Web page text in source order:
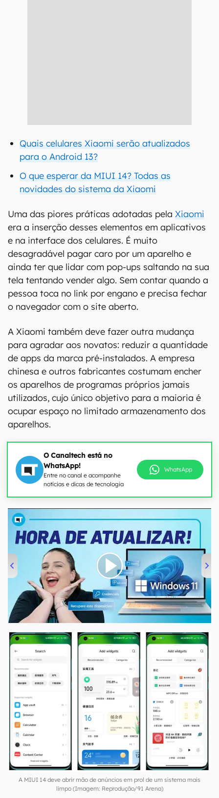
Quais celulares Xiaomi serão atualizados
para o Android 13?
O que esperar da MIUI 14? Todas as
novidades do sistema da Xiaomi
Uma das piores práticas adotadas pela Xiaomi
era a inserção desses elementos em aplicativos
e na interface dos celulares. É muito
desagradável pagar caro por um aparelho e
ainda ter que lidar com pop-ups saltando na sua
tela tentando vender algo. Sem contar quando a
pessoa toca no link por engano e precisa fechar
o navegador com o site aberto.
A Xiaomi também deve fazer outra mudança
para agradar aos novatos: reduzir a quantidade
de apps da marca pré-instalados. A empresa
chinesa e outros fabricantes costumam encher
os aparelhos de programas próprios jamais
utilizados, cujo único objetivo para a maioria é
ocupar espaço no limitado armazenamento dos
aparelhos.
O Canaltech está no
WhatsApp!
Entre no canal e acompanhe
notícias e dicas de tecnologia
WhatsApp
00:00 04:52
A MIUI 14 deve abrir mão de anúncios em prol de um sistema mais
limpo (Imagem: Reprodução/91 Arena)